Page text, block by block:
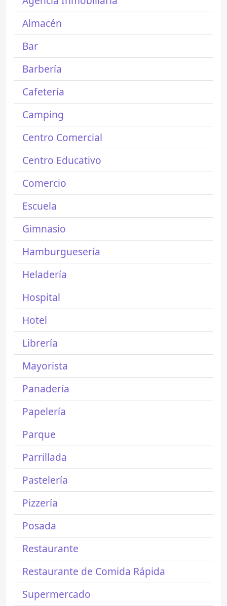
Almacén
Bar
Barbería
Cafetería
Camping
Centro Comercial
Centro Educativo
Comercio
Escuela
Gimnasio
Hamburguesería
Heladería
Hospital
Hotel
Librería
Mayorista
Panadería
Papelería
Parque
Parrillada
Pastelería
Pizzería
Posada
Restaurante
Restaurante de Comida Rápida
Supermercado